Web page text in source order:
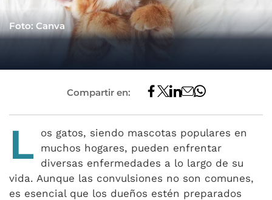
Foto: Canva
Compartir en:
L
os gatos, siendo mascotas populares en
muchos hogares, pueden enfrentar
diversas enfermedades a lo largo de su
vida. Aunque las convulsiones no son comunes,
es esencial que los dueños estén preparados